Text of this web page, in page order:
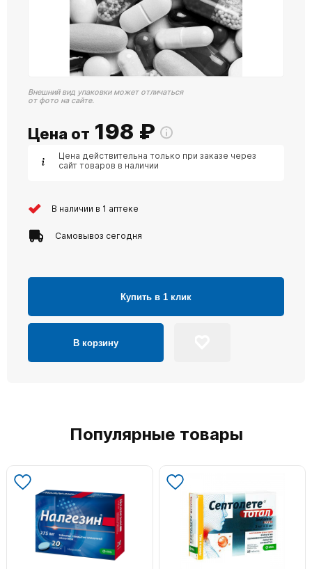
Внешний вид упаковки может отличаться
от фото на сайте.
Цена от 198 ₽
Цена действительна только при заказе через
сайт товаров в наличии
В наличии в 1 аптеке
Самовывоз сегодня
Купить в 1 клик
В корзину
Популярные товары